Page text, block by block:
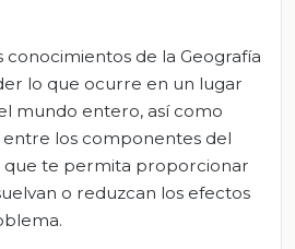
de la Geografía
lo que ocurre en un lugar
mundo entero, así como
los componentes del
que te permita proporcionar
o reduzcan los efectos